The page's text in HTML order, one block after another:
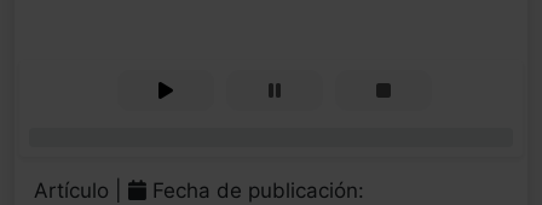
Artículo |
Fecha de publicación: